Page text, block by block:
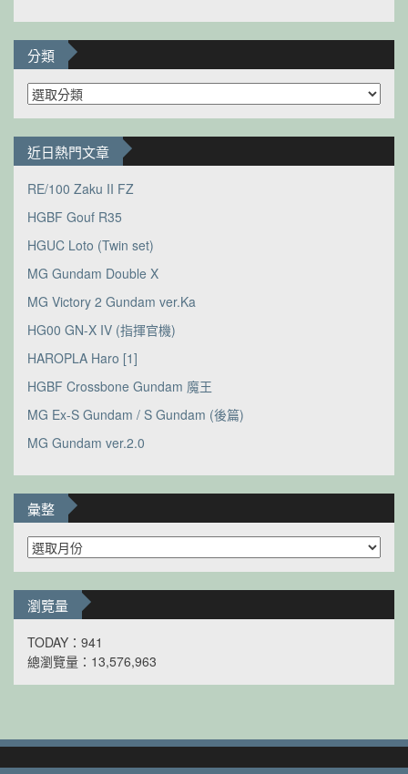
分類
分
類
近日熱門文章
RE/100 Zaku II FZ
HGBF Gouf R35
HGUC Loto (Twin set)
MG Gundam Double X
MG Victory 2 Gundam ver.Ka
HG00 GN-X IV (指揮官機)
HAROPLA Haro [1]
HGBF Crossbone Gundam 魔王
MG Ex-S Gundam / S Gundam (後篇)
MG Gundam ver.2.0
彙整
彙
整
瀏覽量
TODAY：941
總瀏覽量：13,576,963